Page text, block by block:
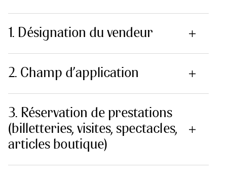
1. Désignation du vendeur
2. Champ d’application
3. Réservation de prestations
(billetteries, visites, spectacles,
articles boutique)